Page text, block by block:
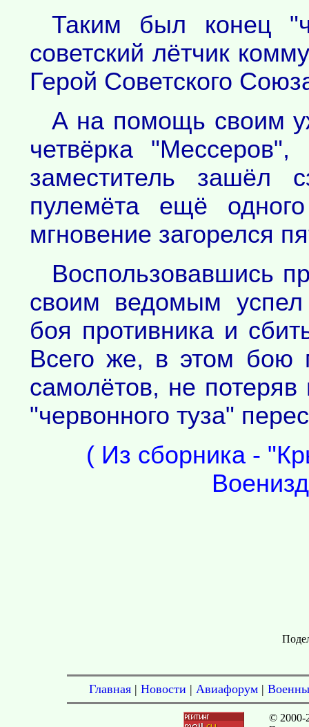
Таким был конец
советский лётчик
Герой Советского
А на помощь своим
четвёрка
заместитель зашёл
пулемёта ещё
мгновение загорелся
Воспользовавшись
своим ведомым
боя противника и
Всего же, в этом бою
самолётов, не потеряв
"червонного туза"
( Из сборника -
Главная | Новости | Авиафорум |
© 2000-